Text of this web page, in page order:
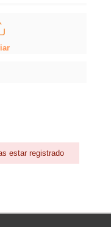
estar registrado